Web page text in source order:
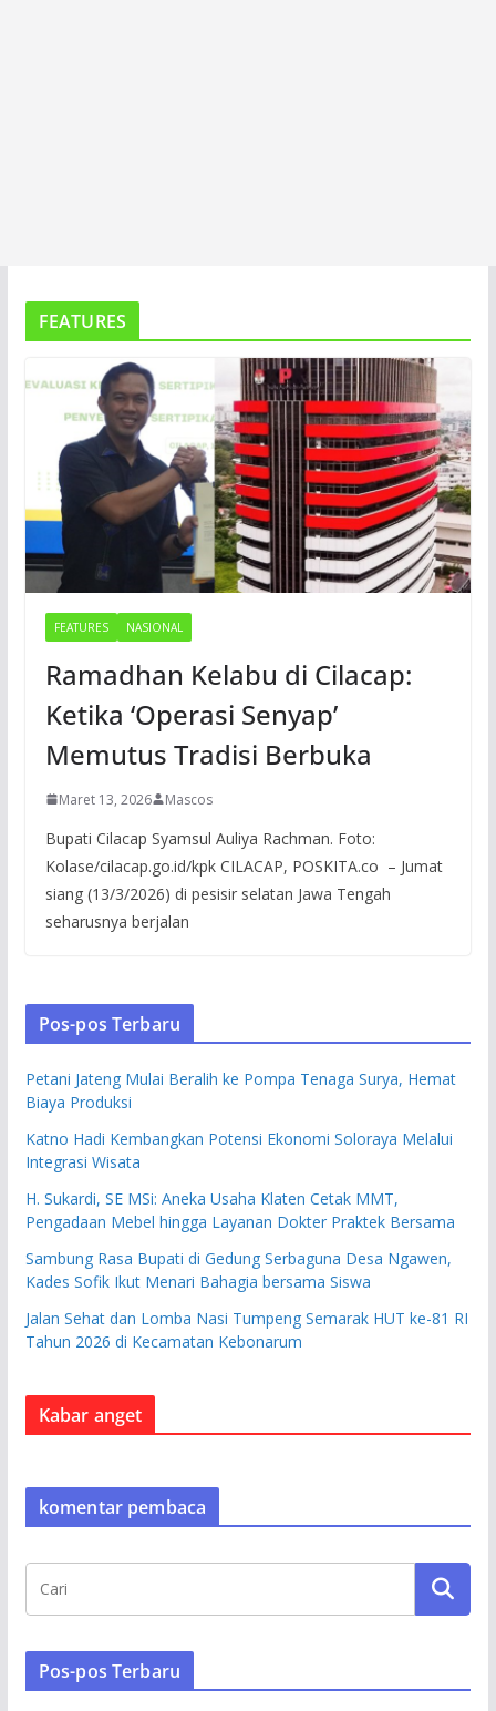
FEATURES
FEATURES NASIONAL
Ramadhan Kelabu di Cilacap:
Ketika ‘Operasi Senyap’
Memutus Tradisi Berbuka
Maret 13, 2026 Mascos
Bupati Cilacap Syamsul Auliya Rachman. Foto:
Kolase/cilacap.go.id/kpk CILACAP, POSKITA.co – Jumat
siang (13/3/2026) di pesisir selatan Jawa Tengah
seharusnya berjalan
Pos-pos Terbaru
Petani Jateng Mulai Beralih ke Pompa Tenaga Surya, Hemat
Biaya Produksi
Katno Hadi Kembangkan Potensi Ekonomi Soloraya Melalui
Integrasi Wisata
H. Sukardi, SE MSi: Aneka Usaha Klaten Cetak MMT,
Pengadaan Mebel hingga Layanan Dokter Praktek Bersama
Sambung Rasa Bupati di Gedung Serbaguna Desa Ngawen,
Kades Sofik Ikut Menari Bahagia bersama Siswa
Jalan Sehat dan Lomba Nasi Tumpeng Semarak HUT ke-81 RI
Tahun 2026 di Kecamatan Kebonarum
Kabar anget
komentar pembaca
Pos-pos Terbaru